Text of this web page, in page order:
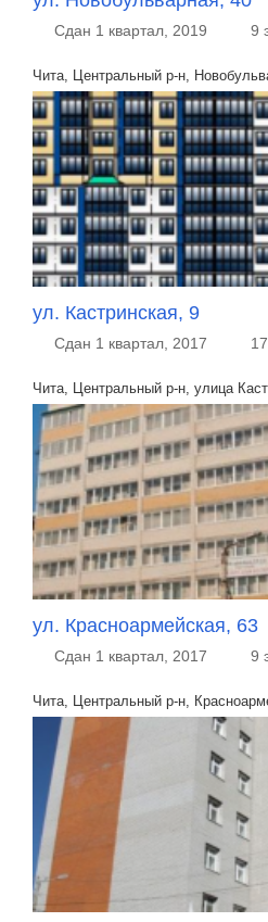
Сдан 1 квартал, 2019 9
Чита, Центральный р-н,
ул. Кастринская, 9
Сдан 1 квартал, 2017
Чита, Центральный р-н, улица
ул. Красноармейская, 63
Сдан 1 квартал, 2017 9
Чита, Центральный р-н,